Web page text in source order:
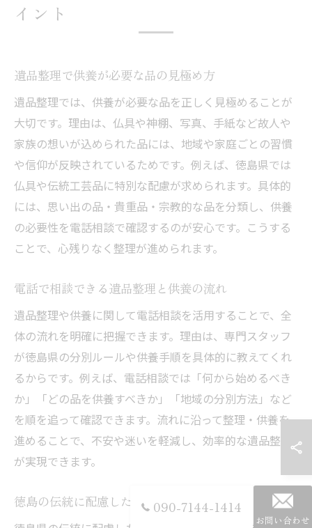
イント
遺品整理で供養が必要な品の見極め方
遺品整理では、供養が必要な品を正しく見極めることが
大切です。理由は、仏具や神棚、写真、手紙など故人や
家族の想いが込められた品には、地域や家庭ごとの習慣
や信仰が反映されているためです。例えば、徳島県では
仏具や伝統工芸品に特別な配慮が求められます。具体的
には、思い出の品・貴重品・宗教的な品を分類し、供養
の必要性を電話相談で確認するのが安心です。こうする
ことで、心残りなく整理が進められます。
電話で相談できる遺品整理と供養の流れ
遺品整理や供養に関して電話相談を活用することで、全
体の流れを明確に把握できます。理由は、専門スタッフ
が徳島県の分別ルールや供養手順を具体的に教えてくれ
るからです。例えば、電話相談では「何から始めるべき
か」「どの品を供養すべきか」「地域の分別方法」など
を順を追って確認できます。流れに沿って整理・供養を
進めることで、不安や迷いを軽減し、効率的な遺品整理
が実現できます。
徳島の伝統に配慮した遺品整理の供養方法
090-7144-1414
お問い合わせ